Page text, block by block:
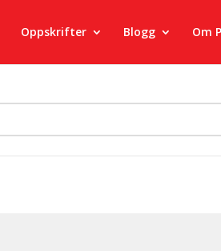
Oppskrifter Blogg Om